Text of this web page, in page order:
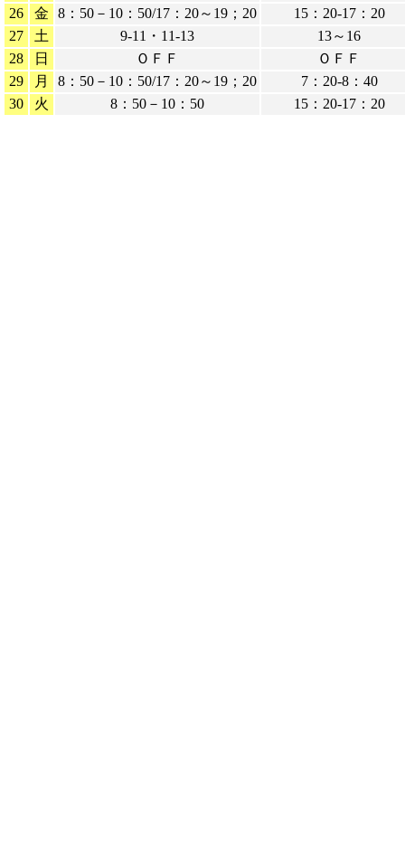
26
金 8：50－10：50/17：20～19；20
15：20-17：20
27
土 9-11・11-13
13～16
28
日 ＯＦＦ
ＯＦＦ
29
月 8：50－10：50/17：20～19；20
7：20-8：40
30
火 8：50－10：50 15：20-17：20